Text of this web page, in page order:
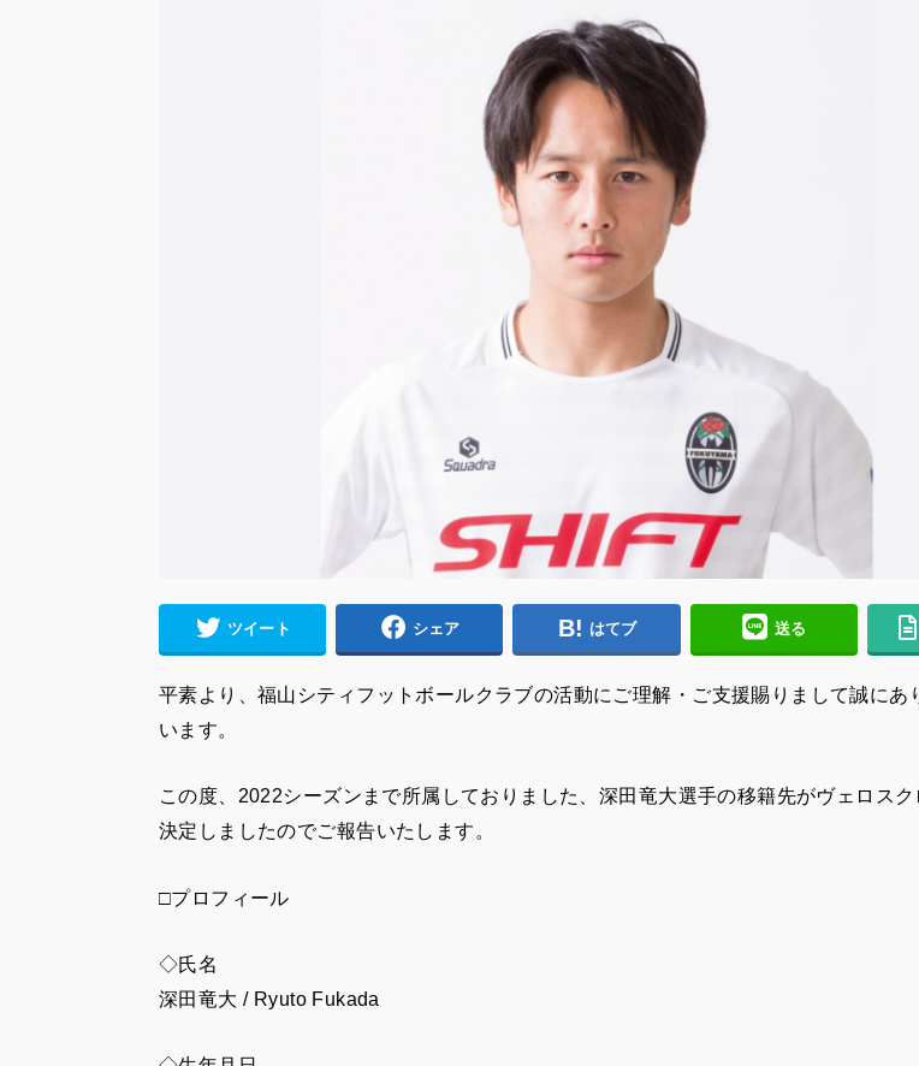
ツイート シェア はてブ 送る
平素より、福山シティフットボールクラブの活動にご理解・ご支援賜りまして誠にあ
います。
この度、2022シーズンまで所属しておりました、深田竜大選手の移籍先がヴェロス
決定しましたのでご報告いたします。
□プロフィール
◇氏名
深田竜大 / Ryuto Fukada